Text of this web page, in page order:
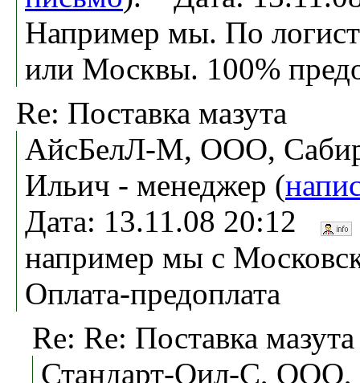
Например мы. По
или Москвы. 100%
Re: Поставка мазута
АйсБелЛ-М, ООО,
Ильич - менеджер (
Дата: 13.11.08 20:12
например мы с
Оплата-предоплата
Re: Re: Поставка мазута
Стандарт-Оил-С, ООО,